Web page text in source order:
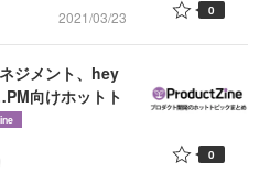
2021/03/23 0
ジメント、hey
向けホットト
0